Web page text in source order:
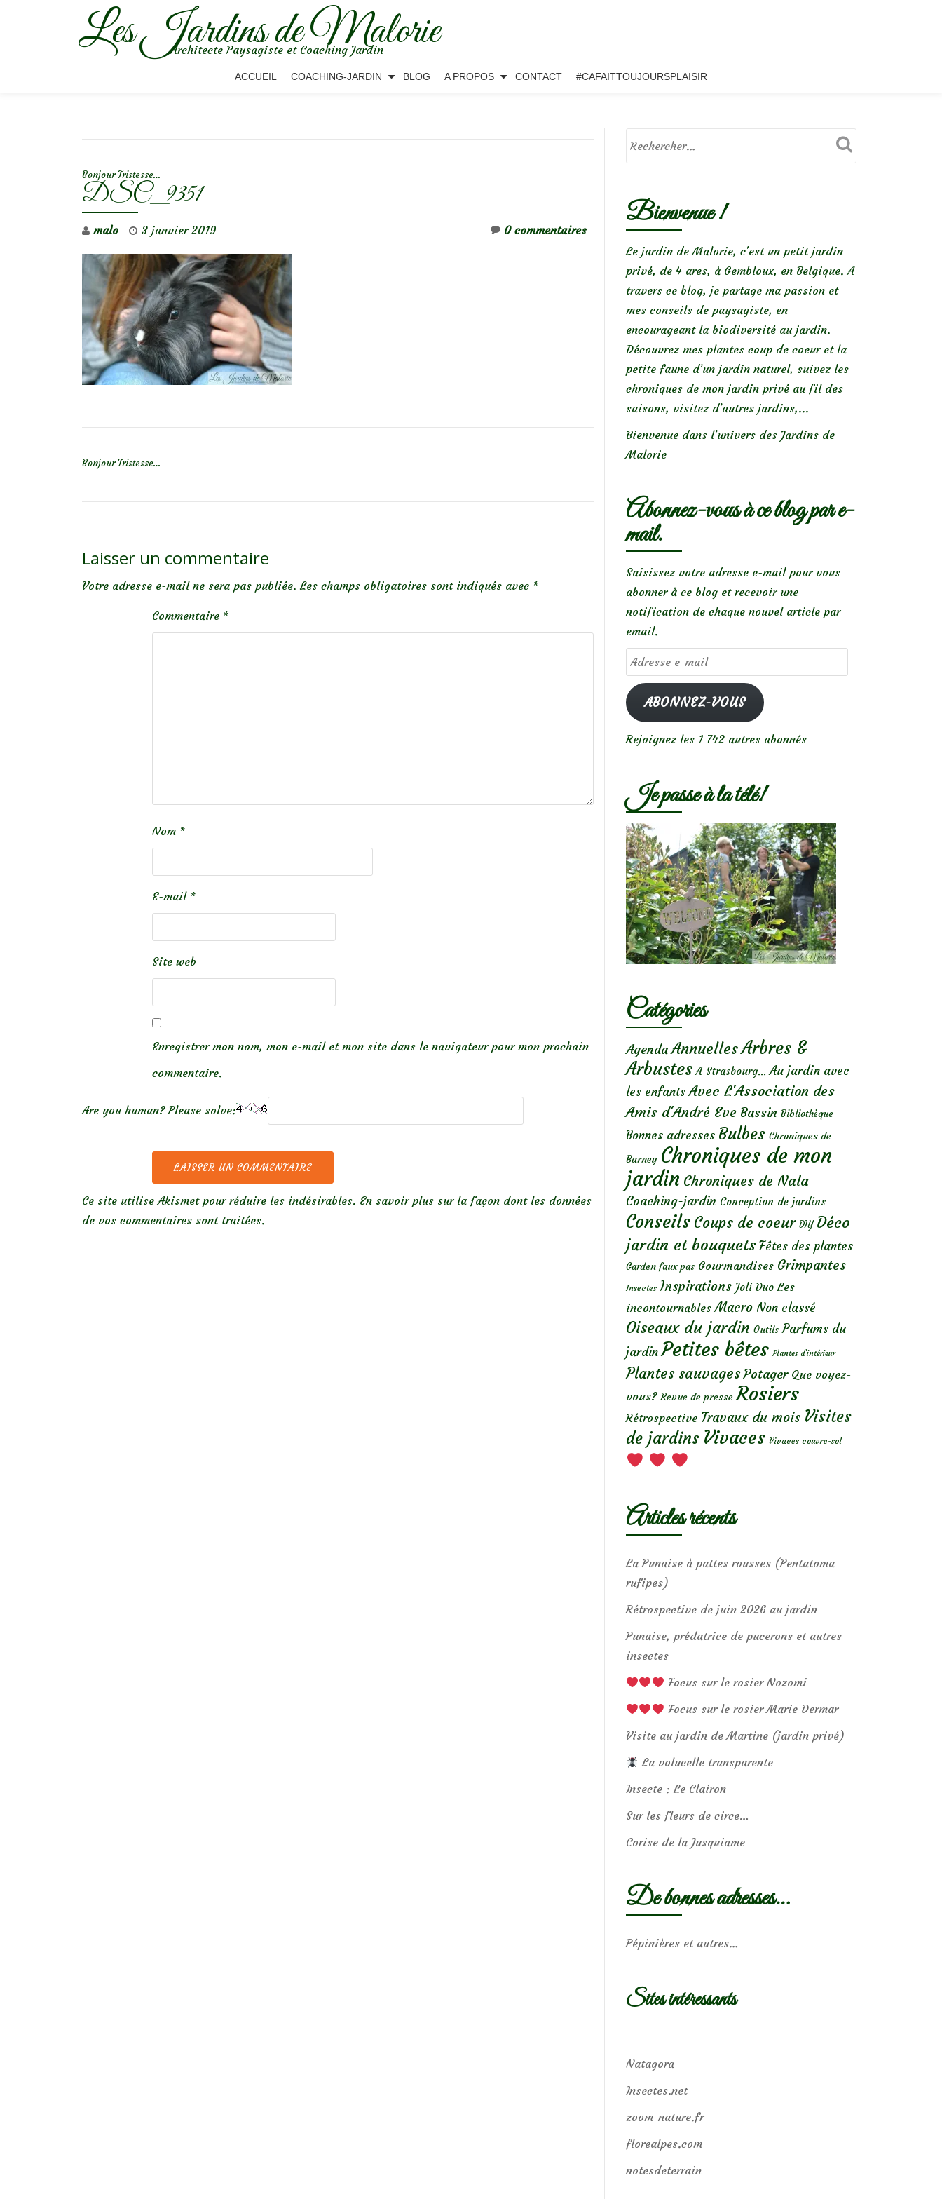
Les Jardins de Malorie
Architecte Paysagiste et Coaching Jardin
ACCUEIL COACHING-JARDIN BLOG A PROPOS CONTACT #CAFAITTOUJOURSPLAISIR
Bonjour Tristesse…
DSC_9351
malo 3 janvier 2019 0 commentaires
Bonjour Tristesse…
Laisser un commentaire
Votre adresse e-mail ne sera pas publiée. Les champs obligatoires sont indiqués avec *
Commentaire *
Nom *
E-mail *
Site web
Enregistrer mon nom, mon e-mail et mon site dans le navigateur pour mon prochain
commentaire.
Are you human? Please solve:
Ce site utilise Akismet pour réduire les indésirables. En savoir plus sur la façon dont les données
de vos commentaires sont traitées.
Bienvenue !
Le jardin de Malorie, c'est un petit jardin
privé, de 4 ares, à Gembloux, en Belgique. A
travers ce blog, je partage ma passion et
mes conseils de paysagiste, en
encourageant la biodiversité au jardin.
Découvrez mes plantes coup de coeur et la
petite faune d’un jardin naturel, suivez les
chroniques de mon jardin privé au fil des
saisons, visitez d’autres jardins,...
Bienvenue dans l’univers des Jardins de
Malorie
Abonnez-vous à ce blog par e-
mail.
Saisissez votre adresse e-mail pour vous
abonner à ce blog et recevoir une
notification de chaque nouvel article par
email.
Adresse
e-
mailABONNEZ-VOUS
Rejoignez les 1 742 autres abonnés
Je passe à la télé!
Catégories
Agenda AnnuellesArbres &
Arbustes A Strasbourg... Au jardin avec
les enfants Avec L'Association des
Amis d'André Eve Bassin Bibliothèque
Bonnes adresses Bulbes Chroniques de
Barney Chroniques de mon
jardin Chroniques de Nala
Coaching-jardin Conception de jardins
Conseils Coups de coeur DIY Déco
jardin et bouquets Fêtes des plantes
Garden faux pas Gourmandises Grimpantes
Insectes Inspirations Joli Duo Les
incontournables Macro Non classé
Oiseaux du jardin Outils Parfums du
jardin Petites bêtes Plantes d’intérieur
Plantes sauvages Potager Que voyez-
vous? Revue de presse Rosiers
Rétrospective Travaux du mois Visites
de jardins Vivaces Vivaces couvre-sol
Articles récents
La Punaise à pattes rousses (Pentatoma
rufipes)
Rétrospective de juin 2026 au jardin
Punaise, prédatrice de pucerons et autres
insectes
Focus sur le rosier Nozomi
Focus sur le rosier Marie Dermar
Visite au jardin de Martine (jardin privé)
La volucelle transparente
Insecte : Le Clairon
Sur les fleurs de circe…
Corise de la Jusquiame
De bonnes adresses…
Pépinières et autres…
Sites intéressants
Natagora
Insectes.net
zoom-nature.fr
florealpes.com
notesdeterrain